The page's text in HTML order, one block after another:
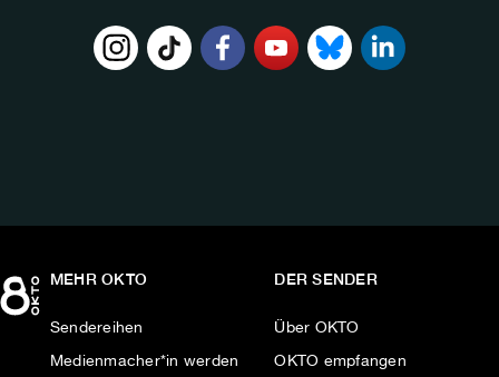
MEHR OKTO
Sendereihen
Medienmacher*in werden
DER SENDER
Über OKTO
OKTO empfangen